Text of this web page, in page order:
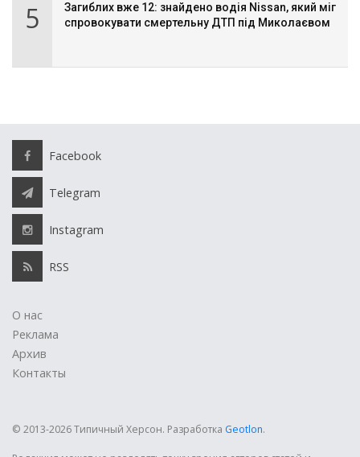
5
Загиблих вже 12: знайдено водія Nissan, який міг
спровокувати смертельну ДТП під Миколаєвом
Facebook
Telegram
Instagram
RSS
О нас
Реклама
Архив
Контакты
© 2013-2026 Типичный Херсон. Разработка Geotlon.